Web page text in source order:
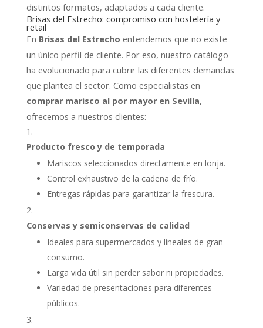
distintos formatos, adaptados a cada cliente.
Brisas del Estrecho: compromiso con hostelería y
retail
En Brisas del Estrecho entendemos que no existe
un único perfil de cliente. Por eso, nuestro catálogo
ha evolucionado para cubrir las diferentes demandas
que plantea el sector. Como especialistas en
comprar marisco al por mayor en Sevilla,
ofrecemos a nuestros clientes:
Producto fresco y de temporada
Mariscos seleccionados directamente en lonja.
Control exhaustivo de la cadena de frío.
Entregas rápidas para garantizar la frescura.
Conservas y semiconservas de calidad
Ideales para supermercados y lineales de gran
consumo.
Larga vida útil sin perder sabor ni propiedades.
Variedad de presentaciones para diferentes
públicos.